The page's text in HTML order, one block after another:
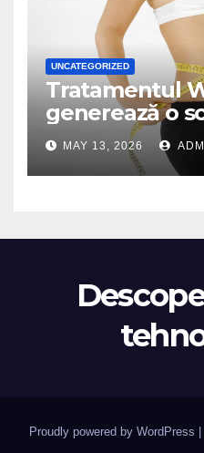
UNCATEGORIZED
Tratamentul
generează o
greutate de
femei în
menopauzei
MAY 13, 2026
Proudly powered by WordPress